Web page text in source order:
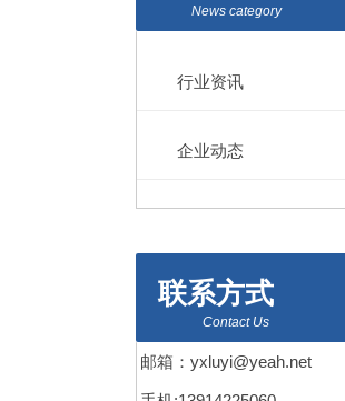
News category
行业资讯
企业动态
联系方式
Contact Us
邮箱：yxluyi@yeah.net